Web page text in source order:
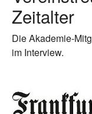
Zeitalter
Die Akademie-
im Interview.